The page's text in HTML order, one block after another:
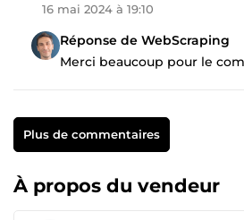
16 mai 2024 à 19:10
Réponse de WebScraping
Merci beaucoup pour le
Plus de commentaires
À propos du vendeur